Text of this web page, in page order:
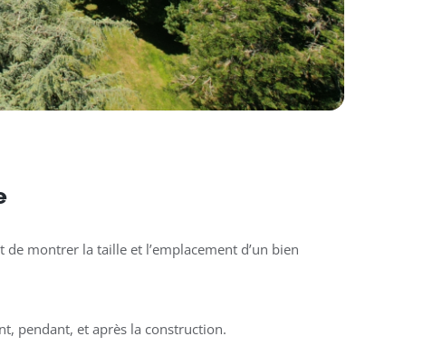
montrer la taille et l’emplacement d’un bien
pendant, et après la construction.